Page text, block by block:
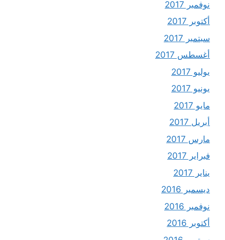
نوفمبر 2017
أكتوبر 2017
سبتمبر 2017
أغسطس 2017
يوليو 2017
يونيو 2017
مايو 2017
أبريل 2017
مارس 2017
فبراير 2017
يناير 2017
ديسمبر 2016
نوفمبر 2016
أكتوبر 2016